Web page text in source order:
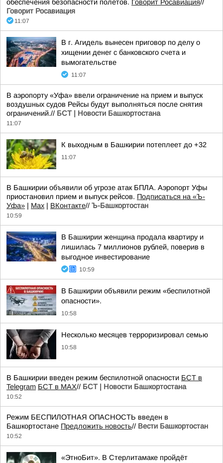
обеспечения безопасности полетов. Говорит Росавиация//
Говорит Росавиация
11:07
В г. Агидель вынесен приговор по делу о
хищении денег с банковского счета и
вымогательстве
11:07
В аэропорту «Уфа» ввели ограничение на прием и выпуск
воздушных судов Рейсы будут выполняться после снятия
ограничений.// БСТ | Новости Башкортостана
11:07
К выходным в Башкирии потеплеет до +32
11:07
В Башкирии объявили об угрозе атак БПЛА. Аэропорт Уфы
приостановил прием и выпуск рейсов. Подписаться на «Ъ-
Уфа» | Max | ВКонтакте// Ъ-Башкортостан
10:59
В Башкирии женщина продала квартиру и
лишилась 7 миллионов рублей, поверив в
выгодное инвестирование
10:59
В Башкирии объявили режим «беспилотной
опасности».
10:58
Несколько месяцев терроризировал семью
10:58
В Башкирии введен режим беспилотной опасности БСТ в
Telegram БСТ в МАХ// БСТ | Новости Башкортостана
10:52
Режим БЕСПИЛОТНАЯ ОПАСНОСТЬ введен в
Башкортостане Предложить новость// Вести Башкортостан
10:52
«ЭтноБит». В Стерлитамаке пройдёт